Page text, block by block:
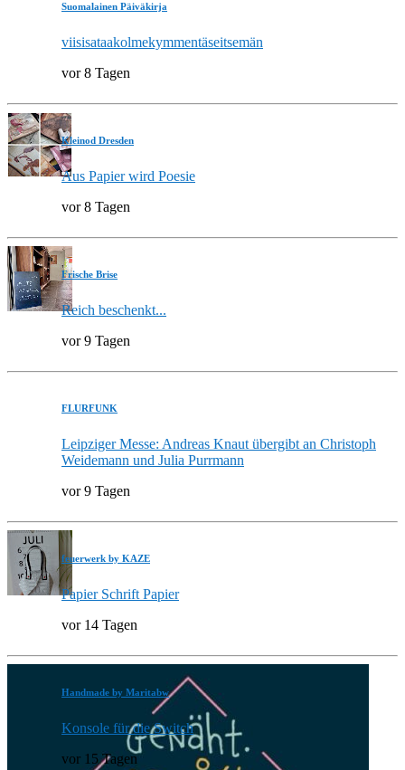
Suomalainen Päiväkirja
viisisataakolmekymmentäseitsemän
vor 8 Tagen
Kleinod Dresden
Aus Papier wird Poesie
vor 8 Tagen
Frische Brise
Reich beschenkt...
vor 9 Tagen
FLURFUNK
Leipziger Messe: Andreas Knaut übergibt an Christoph
Weidemann und Julia Purrmann
vor 9 Tagen
feuerwerk by KAZE
Papier Schrift Papier
vor 14 Tagen
Handmade by Maritabw
Konsole für die Switch
vor 15 Tagen